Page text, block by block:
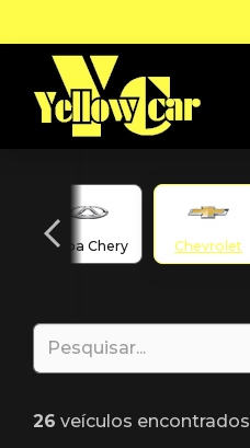
Caoa Chery Chevrolet
26 veículos encontrados